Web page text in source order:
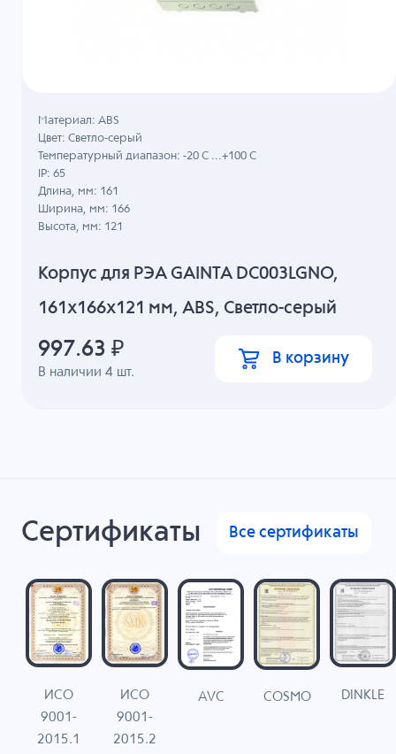
Корпус для РЭА GAINTA DC003LGNO,
161x166x121 мм, ABS, Светло-серый
В наличии4 шт.
Материал: ABS
Цвет: Светло-серый
Температурный диапазон: -20 C ...+100 C
IP: 65
Длина, мм: 161
Ширина, мм: 166
Высота, мм: 121
997.63 ₽ В корзину
Сертификаты Все сертификаты
ИСО
9001-
2015.1
ИСО
9001-
2015.2
AVC COSMO DINKLE